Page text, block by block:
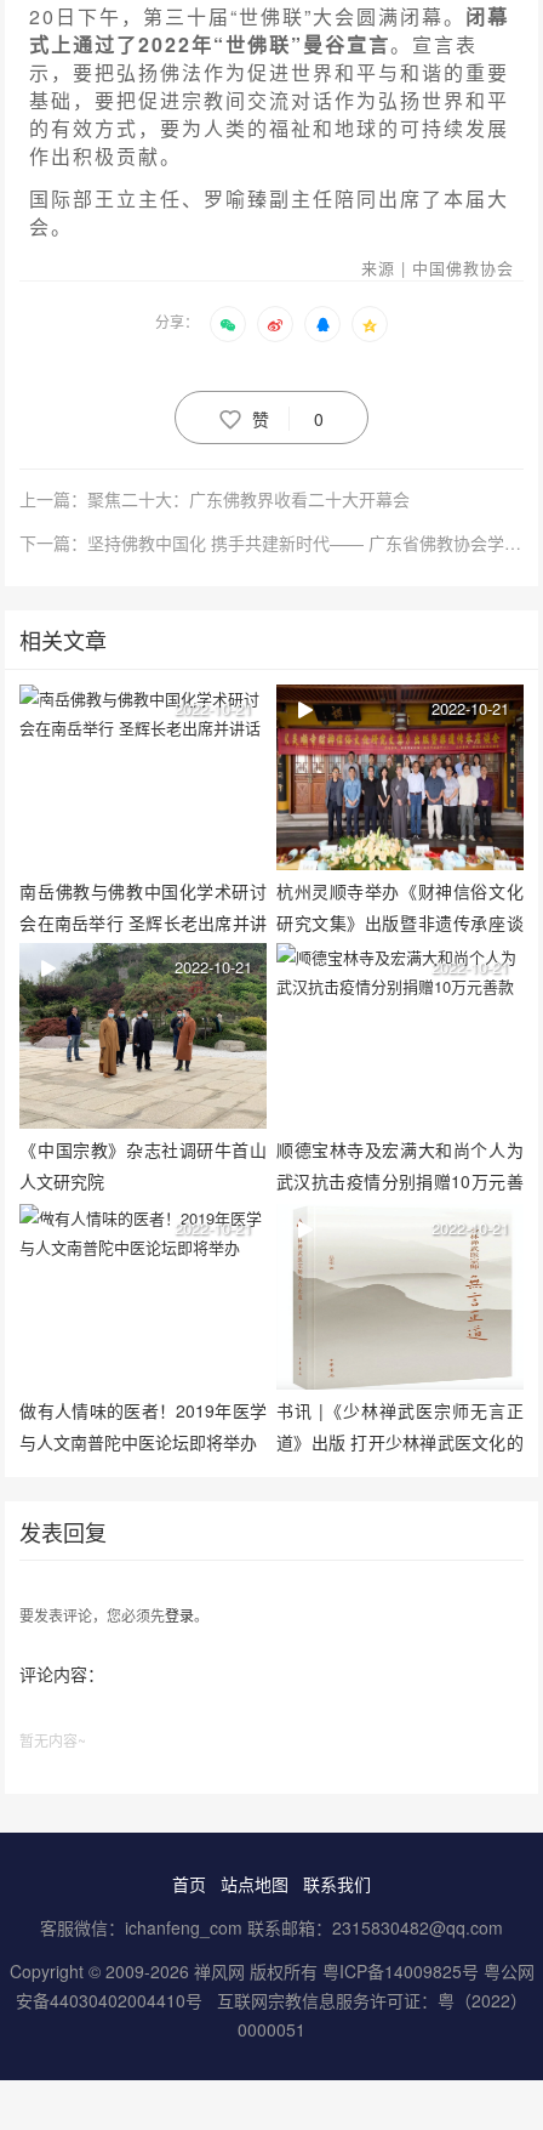
20日下午，第三十届“世佛联”大会圆满闭幕。 闭幕
式上通过了2022年“世佛联”曼谷宣言。宣言表
示，要把弘扬佛法作为促进世界和平与和谐的重要
基础，要把促进宗教间交流对话作为弘扬世界和平
的有效方式，要为人类的福祉和地球的可持续发展
作出积极贡献。
国际部王立主任、罗喻臻副主任陪同出席了本届大
会。
来源 | 中国佛教协会
分享：
赞 0
上一篇：聚焦二十大：广东佛教界收看二十大开幕会
下一篇：坚持佛教中国化 携手共建新时代—— 广东省佛教协会学习宣传贯彻党的二十大精神
相关文章
南岳佛教与佛教中国化学术研讨
会在南岳举行 圣辉长老出席并讲
2022-10-21
杭州灵顺寺举办《财神信俗文化
研究文集》出版暨非遗传承座谈
会
2022-10-21
《中国宗教》杂志社调研牛首山
人文研究院
2022-10-21
顺德宝林寺及宏满大和尚个人为
武汉抗击疫情分别捐赠10万元善
2022-10-21
做有人情味的医者！2019年医学
与人文南普陀中医论坛即将举办
2022-10-21
书讯 |《少林禅武医宗师无言正
道》出版 打开少林禅武医文化的
2022-10-21
发表回复
要发表评论，您必须先登录。
评论内容：
暂无内容~
首页 站点地图
联系我们
客服微信：ichanfeng_com 联系邮箱：2315830482@qq.com
Copyright © 2009-2026 禅风网 版权所有 粤ICP备14009825号 粤公网
安备44030402004410号
互联网宗教信息服务许可证：粤（2022）
0000051